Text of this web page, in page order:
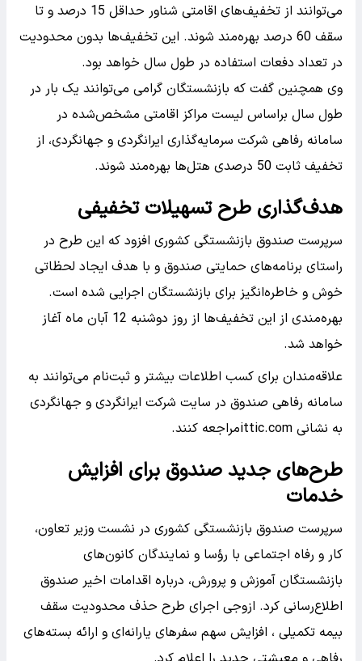
می‌توانند از تخفیف‌های اقامتی شناور حداقل 15 درصد و تا
سقف 60 درصد بهره‌مند شوند. این تخفیف‌ها بدون محدودیت
در تعداد دفعات استفاده در طول سال خواهد بود.
وی همچنین گفت که بازنشستگان گرامی می‌توانند یک بار در
طول سال براساس لیست مراکز اقامتی مشخص‌شده در
سامانه رفاهی شرکت سرمایه‌گذاری ایرانگردی و جهانگردی، از
تخفیف ثابت 50 درصدی هتل‌ها بهره‌مند شوند.
هدف‌گذاری طرح تسهیلات تخفیفی
سرپرست صندوق بازنشستگی کشوری افزود که این طرح در
راستای برنامه‌های حمایتی صندوق و با هدف ایجاد لحظاتی
خوش و خاطره‌انگیز برای بازنشستگان اجرایی شده است.
بهره‌مندی از این تخفیف‌ها از روز دوشنبه 12 آبان ماه آغاز
خواهد شد.
علاقه‌مندان برای کسب اطلاعات بیشتر و ثبت‌نام می‌توانند به
سامانه رفاهی صندوق در سایت شرکت ایرانگردی و جهانگردی
به نشانی ittic.comمراجعه کنند.
طرح‌های جدید صندوق برای افزایش
خدمات
سرپرست صندوق بازنشستگی کشوری در نشست وزیر تعاون،
کار و رفاه اجتماعی با رؤسا و نمایندگان کانون‌های
بازنشستگان آموزش و پرورش، درباره اقدامات اخیر صندوق
اطلاع‌رسانی کرد. ازوجی اجرای طرح حذف محدودیت سقف
بیمه تکمیلی ، افزایش سهم سفرهای یارانه‌ای و ارائه بسته‌های